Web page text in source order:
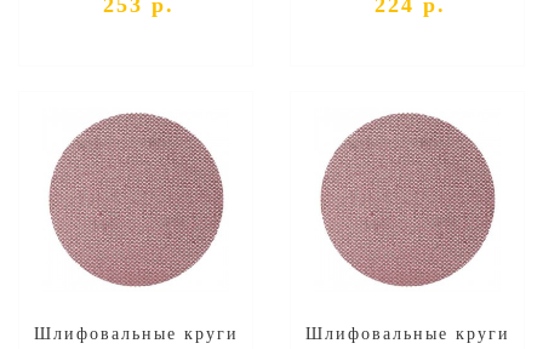
Шлифовальные круги
Шлифовальные круги